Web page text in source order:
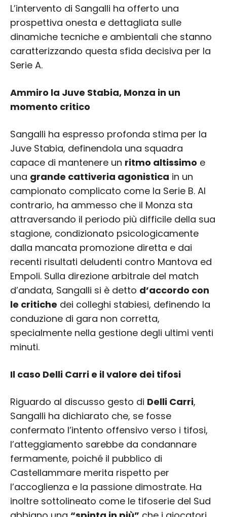
L’intervento di Sangalli ha offerto una
prospettiva onesta e dettagliata sulle
dinamiche tecniche e ambientali che stanno
caratterizzando questa sfida decisiva per la
Serie A.
Ammiro la Juve Stabia, Monza in un
momento critico
Sangalli ha espresso profonda stima per la
Juve Stabia, definendola una squadra
capace di mantenere un ritmo altissimo e
una grande cattiveria agonistica in un
campionato complicato come la Serie B. Al
contrario, ha ammesso che il Monza sta
attraversando il periodo più difficile della sua
stagione, condizionato psicologicamente
dalla mancata promozione diretta e dai
recenti risultati deludenti contro Mantova ed
Empoli. Sulla direzione arbitrale del match
d’andata, Sangalli si è detto d’accordo con
le critiche dei colleghi stabiesi, definendo la
conduzione di gara non corretta,
specialmente nella gestione degli ultimi venti
minuti.
Il caso Delli Carri e il valore dei tifosi
Riguardo al discusso gesto di Delli Carri,
Sangalli ha dichiarato che, se fosse
confermato l’intento offensivo verso i tifosi,
l’atteggiamento sarebbe da condannare
fermamente, poiché il pubblico di
Castellammare merita rispetto per
l’accoglienza e la passione dimostrate. Ha
inoltre sottolineato come le tifoserie del Sud